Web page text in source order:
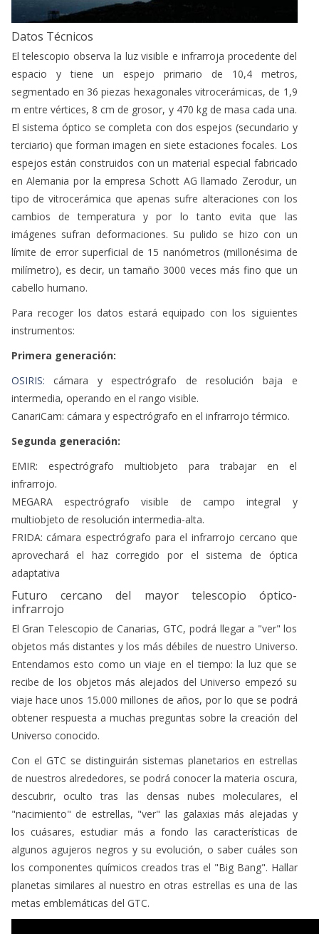
Datos Técnicos
El telescopio observa la luz visible e infrarroja procedente del
espacio y tiene un espejo primario de 10,4 metros,
segmentado en 36 piezas hexagonales vitrocerámicas, de 1,9
m entre vértices, 8 cm de grosor, y 470 kg de masa cada una.
El sistema óptico se completa con dos espejos (secundario y
terciario) que forman imagen en siete estaciones focales. Los
espejos están construidos con un material especial fabricado
en Alemania por la empresa Schott AG llamado Zerodur, un
tipo de vitrocerámica que apenas sufre alteraciones con los
cambios de temperatura y por lo tanto evita que las
imágenes sufran deformaciones. Su pulido se hizo con un
límite de error superficial de 15 nanómetros (millonésima de
milímetro), es decir, un tamaño 3000 veces más fino que un
cabello humano.
Para recoger los datos estará equipado con los siguientes
instrumentos:
Primera generación:
OSIRIS: cámara y espectrógrafo de resolución baja e
intermedia, operando en el rango visible.
CanariCam: cámara y espectrógrafo en el infrarrojo térmico.
Segunda generación:
EMIR: espectrógrafo multiobjeto para trabajar en el
infrarrojo.
MEGARA espectrógrafo visible de campo integral y
multiobjeto de resolución intermedia-alta.
FRIDA: cámara espectrógrafo para el infrarrojo cercano que
aprovechará el haz corregido por el sistema de óptica
adaptativa
Futuro cercano del mayor telescopio óptico-
infrarrojo
El Gran Telescopio de Canarias, GTC, podrá llegar a "ver" los
objetos más distantes y los más débiles de nuestro Universo.
Entendamos esto como un viaje en el tiempo: la luz que se
recibe de los objetos más alejados del Universo empezó su
viaje hace unos 15.000 millones de años, por lo que se podrá
obtener respuesta a muchas preguntas sobre la creación del
Universo conocido.
Con el GTC se distinguirán sistemas planetarios en estrellas
de nuestros alrededores, se podrá conocer la materia oscura,
descubrir, oculto tras las densas nubes moleculares, el
"nacimiento" de estrellas, "ver" las galaxias más alejadas y
los cuásares, estudiar más a fondo las características de
algunos agujeros negros y su evolución, o saber cuáles son
los componentes químicos creados tras el "Big Bang". Hallar
planetas similares al nuestro en otras estrellas es una de las
metas emblemáticas del GTC.